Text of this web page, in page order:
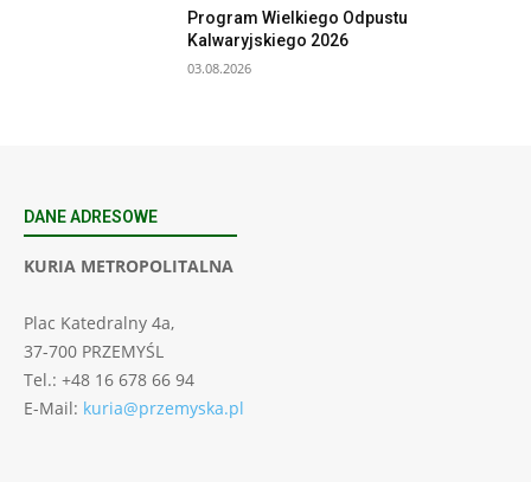
Program Wielkiego Odpustu
Kalwaryjskiego 2026
03.08.2026
DANE ADRESOWE
KURIA METROPOLITALNA
Plac Katedralny 4a,
37-700 PRZEMYŚL
Tel.: +48 16 678 66 94
E-Mail: kuria@przemyska.pl